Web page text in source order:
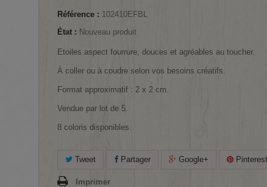
Référence : 102410EFBL
État : Nouveau produit
Etoiles aspect fourrure, douces et agréables au toucher.
À coller ou à coudre selon vos besoins créatifs.
Format approximatif : 2 x 2 cm.
Vendue par lot de 5.
8 coloris disponibles.
Tweet Partager Google+ Pinterest
Imprimer